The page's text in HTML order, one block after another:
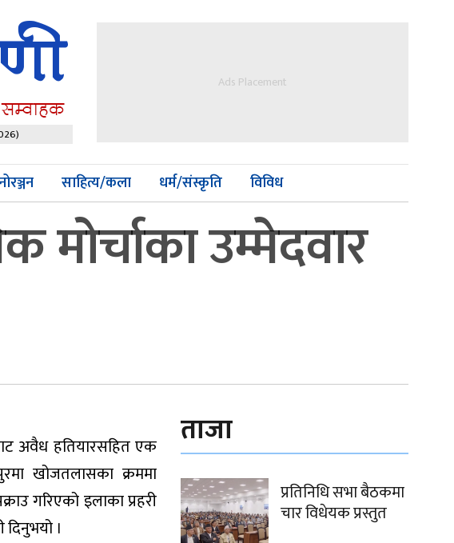
Ads Placement
साहित्य/कला धर्म/संस्कृति विविध
मोर्चाका उम्मेदवार
अवैध हतियारसहित एक
खोजतलासका क्रममा
गरिएको इलाका प्रहरी
।
ताजा
प्रतिनिधि सभा बैठकमा
चार विधेयक प्रस्तुत